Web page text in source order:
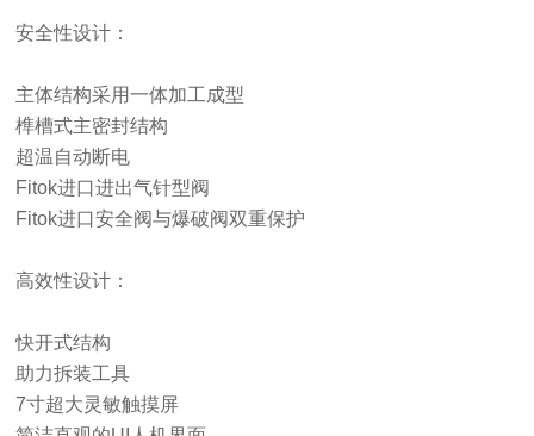
安全性设计：
主体结构采用一体加工成型
榫槽式主密封结构
超温自动断电
Fitok进口进出气针型阀
Fitok进口安全阀与爆破阀双重保护
高效性设计：
快开式结构
助力拆装工具
7寸超大灵敏触摸屏